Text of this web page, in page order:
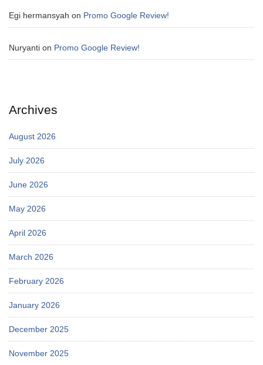
Egi hermansyah on Promo Google Review!
Nuryanti on Promo Google Review!
Archives
August 2026
July 2026
June 2026
May 2026
April 2026
March 2026
February 2026
January 2026
December 2025
November 2025